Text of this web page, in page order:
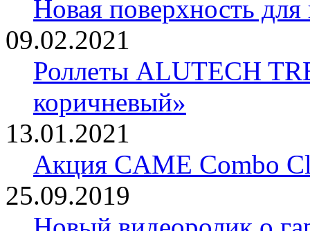
Новая поверхность
09.02.2021
Роллеты ALUTECH
коричневый»
13.01.2021
Акция CAME Combo
25.09.2019